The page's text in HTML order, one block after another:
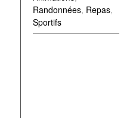
Randonnées, Repas,
Sportifs